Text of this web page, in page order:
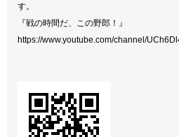
す。
『戦の時間だ、この野郎！』
https://www.youtube.com/channel/